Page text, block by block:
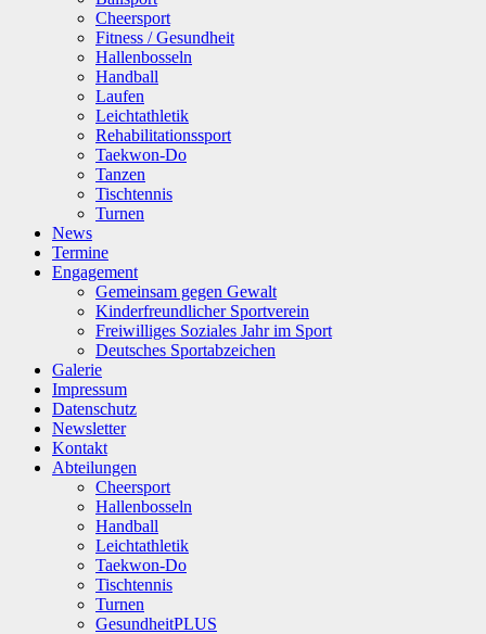
Cheersport
Fitness / Gesundheit
Hallenbosseln
Handball
Laufen
Leichtathletik
Rehabilitationssport
Taekwon-Do
Tanzen
Tischtennis
Turnen
News
Termine
Engagement
Gemeinsam gegen Gewalt
Kinderfreundlicher Sportverein
Freiwilliges Soziales Jahr im Sport
Deutsches Sportabzeichen
Galerie
Impressum
Datenschutz
Newsletter
Kontakt
Abteilungen
Cheersport
Hallenbosseln
Handball
Leichtathletik
Taekwon-Do
Tischtennis
Turnen
GesundheitPLUS